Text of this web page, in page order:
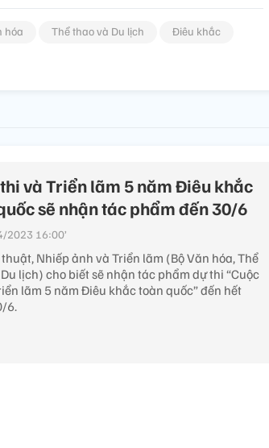
hóa Thể thao và Du lịch
Điêu khắc
và Triển lãm 5 năm Điêu khắc
sẽ nhận tác phẩm đến 30/6
2023 16:00’
Nhiếp ảnh và Triển lãm (Bộ Văn hóa, Thể
lịch) cho biết sẽ nhận tác phẩm dự thi “Cuộc
lãm 5 năm Điêu khắc toàn quốc” đến hết
6.